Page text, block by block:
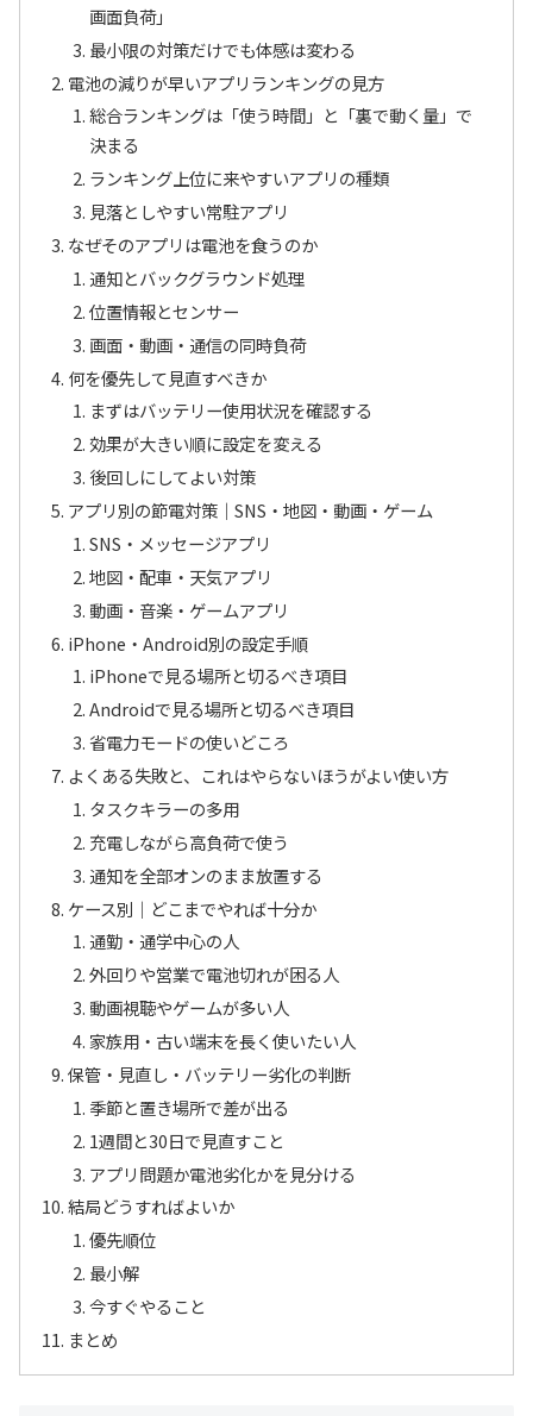
画面負荷」
最小限の対策だけでも体感は変わる
電池の減りが早いアプリランキングの見方
総合ランキングは「使う時間」と「裏で動く量」で
決まる
ランキング上位に来やすいアプリの種類
見落としやすい常駐アプリ
なぜそのアプリは電池を食うのか
通知とバックグラウンド処理
位置情報とセンサー
画面・動画・通信の同時負荷
何を優先して見直すべきか
まずはバッテリー使用状況を確認する
効果が大きい順に設定を変える
後回しにしてよい対策
アプリ別の節電対策｜SNS・地図・動画・ゲーム
SNS・メッセージアプリ
地図・配車・天気アプリ
動画・音楽・ゲームアプリ
iPhone・Android別の設定手順
iPhoneで見る場所と切るべき項目
Androidで見る場所と切るべき項目
省電力モードの使いどころ
よくある失敗と、これはやらないほうがよい使い方
タスクキラーの多用
充電しながら高負荷で使う
通知を全部オンのまま放置する
ケース別｜どこまでやれば十分か
通勤・通学中心の人
外回りや営業で電池切れが困る人
動画視聴やゲームが多い人
家族用・古い端末を長く使いたい人
保管・見直し・バッテリー劣化の判断
季節と置き場所で差が出る
1週間と30日で見直すこと
アプリ問題か電池劣化かを見分ける
結局どうすればよいか
優先順位
最小解
今すぐやること
まとめ